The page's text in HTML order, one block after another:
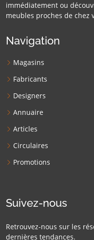
immédiatement ou
meubles proches de chez
Navigation
Magasins
Fabricants
Designers
Annuaire
Articles
Circulaires
Promotions
Suivez-nous
Retrouvez-nous sur les
dernières tendances.